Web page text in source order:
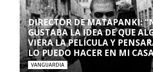
DIRECTOR DE MATAPANKI:
GUSTABA LA IDEA DE QUE
VIERA LA PELÍCULA Y
LO PUEDO HACER EN MI
VANGUARDIA